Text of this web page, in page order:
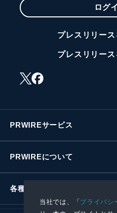
当社では、「プライバシ
ログ
プレスリリー
プレスリリー
PRWIREサービス
PRWIREについて
各種お問い合わせ